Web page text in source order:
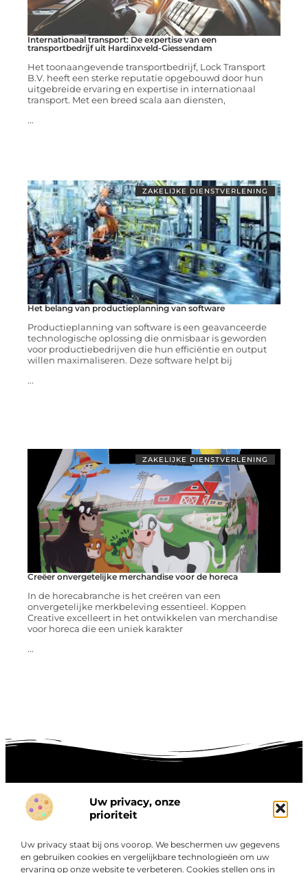
Uw privacy, onze
prioriteit
Uw privacy staat bij ons voorop. We beschermen uw gegevens
en gebruiken cookies en vergelijkbare technologieën om uw
ervaring op onze website te verbeteren. Cookies stellen ons in
Internationaal transport: De expertise van een
transportbedrijf uit Hardinxveld-Giessendam
Het toonaangevende transportbedrijf, Lock Transport
B.V. heeft een sterke reputatie opgebouwd door hun
uitgebreide ervaring en expertise in internationaal
transport. Met een breed scala aan diensten,
...
ZAKELIJKE DIENSTVERLENING
Het belang van productieplanning van software
Productieplanning van software is een geavanceerde
technologische oplossing die onmisbaar is geworden
voor productiebedrijven die hun efficiëntie en output
willen maximaliseren. Deze software helpt bij
...
ZAKELIJKE DIENSTVERLENING
Creëer onvergetelijke merchandise voor de horeca
In de horecabranche is het creëren van een
onvergetelijke merkbeleving essentieel. Koppen
Creative excelleert in het ontwikkelen van merchandise
voor horeca die een uniek karakter
...
Over
Bedrijf
“Ontdek een wereld van boeiende blogs en artikelen die
Onze informatie